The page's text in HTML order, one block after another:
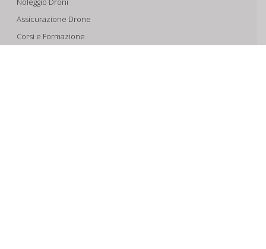
Assicurazione Drone
Corsi e Formazione